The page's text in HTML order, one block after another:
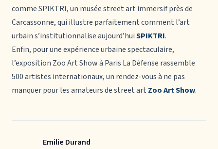
comme SPIKTRI, un musée street art immersif près de
Carcassonne, qui illustre parfaitement comment l’art
urbain s’institutionnalise aujourd’huiSPIKTRI.
Enfin, pour une expérience urbaine spectaculaire,
l’exposition Zoo Art Show à Paris La Défense rassemble
500 artistes internationaux, un rendez-vous à ne pas
manquer pour les amateurs de street art Zoo Art Show.
Emilie Durand